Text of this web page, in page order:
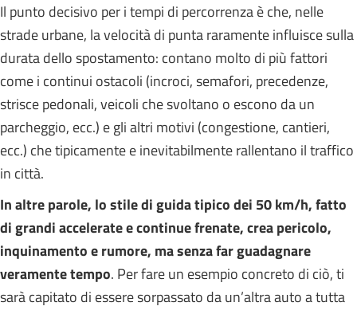
Il punto decisivo per i tempi di percorrenza è che, nelle
strade urbane, la velocità di punta raramente influisce sulla
durata dello spostamento: contano molto di più fattori
come i continui ostacoli (incroci, semafori, precedenze,
strisce pedonali, veicoli che svoltano o escono da un
parcheggio, ecc.) e gli altri motivi (congestione, cantieri,
ecc.) che tipicamente e inevitabilmente rallentano il traffico
in città.
In altre parole, lo stile di guida tipico dei 50 km/h, fatto
di grandi accelerate e continue frenate, crea pericolo,
inquinamento e rumore, ma senza far guadagnare
veramente tempo. Per fare un esempio concreto di ciò, ti
sarà capitato di essere sorpassato da un’altra auto a tutta